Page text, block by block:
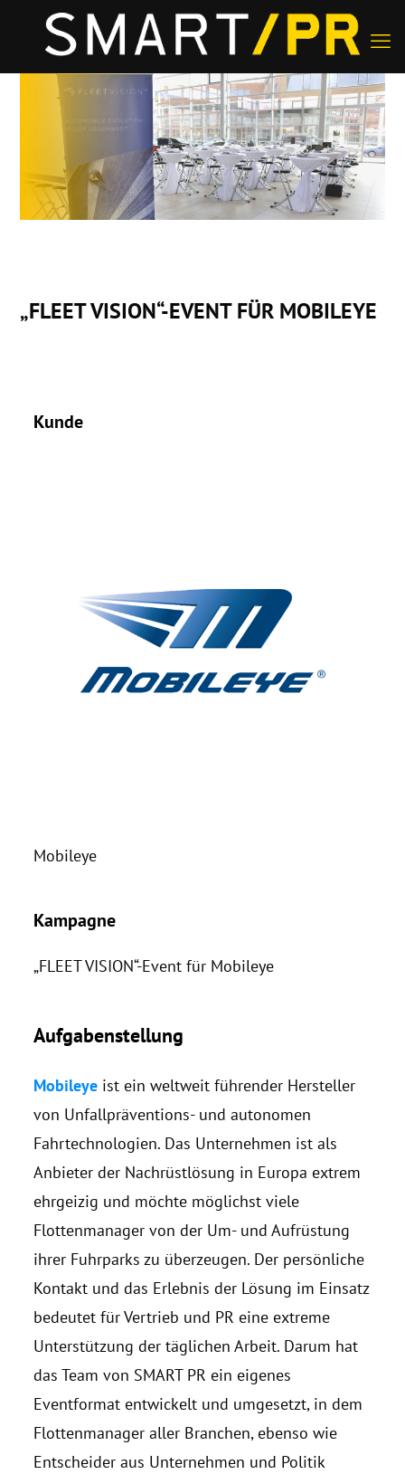
„FLEET VISION“-EVENT FÜR MOBILEYE
Kunde
Mobileye
Kampagne
„FLEET VISION“-Event für Mobileye
Aufgabenstellung
Mobileyeist ein weltweit führender Hersteller
von Unfallpräventions- und autonomen
Fahrtechnologien. Das Unternehmen ist als
Anbieter der Nachrüstlösung in Europa extrem
ehrgeizig und möchte möglichst viele
Flottenmanager von der Um- und Aufrüstung
ihrer Fuhrparks zu überzeugen. Der persönliche
Kontakt und das Erlebnis der Lösung im Einsatz
bedeutet für Vertrieb und PR eine extreme
Unterstützung der täglichen Arbeit. Darum hat
das Team von SMART PR ein eigenes
Eventformat entwickelt und umgesetzt, in dem
Flottenmanager aller Branchen, ebenso wie
Entscheider aus Unternehmen und Politik